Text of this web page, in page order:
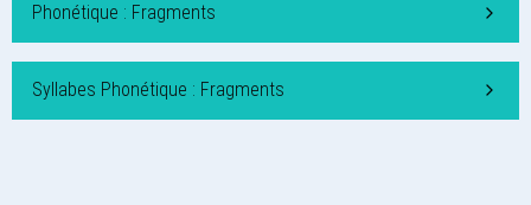
Phonétique : Fragments
Syllabes Phonétique : Fragments